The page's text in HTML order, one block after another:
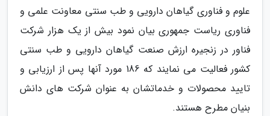
علوم و فناوری گیاهان دارویی و طب سنتی معاونت علمی و
فناوری ریاست جمهوری بیان نمود بیش از یک هزار شرکت
فناور در زنجیره ارزش صنعت گیاهان دارویی و طب سنتی
کشور فعالیت می نمایند که 186 مورد آنها پس از ارزیابی و
تایید محصولات و خدماتشان به عنوان شرکت های دانش
بنیان مطرح هستند.